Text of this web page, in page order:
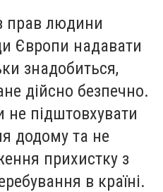
прав людини
Європи надавати
знадобиться,
дійсно безпечно.
не підштовхувати
додому та не
прихистку з
в країні.